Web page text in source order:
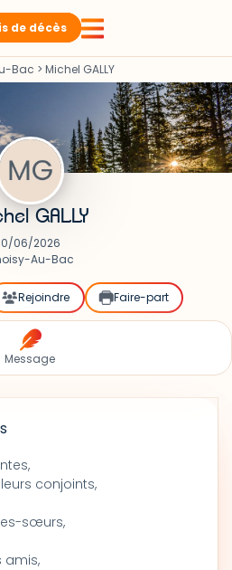
de décès
Bac > Michel GALLY
GALLY
06/2026
Au-Bac
Rejoindre Faire-part
Message
conjoints,
sœurs,
amis,